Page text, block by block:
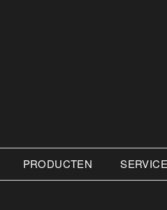
PRODUCTEN